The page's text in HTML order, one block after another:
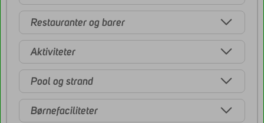
Restauranter og barer
Aktiviteter
Pool og strand
Børnefaciliteter